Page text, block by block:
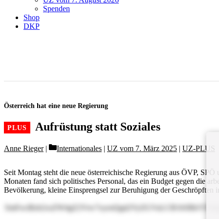
Spenden
Shop
DKP
Österreich hat eine neue Regierung
Aufrüstung statt Soziales
Anne Rieger Categories
Internationales | UZ vom 7. März 2025 | UZ-PLUS
Seit Montag steht die neue österreichische Regierung aus ÖVP,
Monaten fand sich politisches Personal, das ein Budget gegen die
Bevölkerung, kleine Einsprengsel zur Beruhigung der